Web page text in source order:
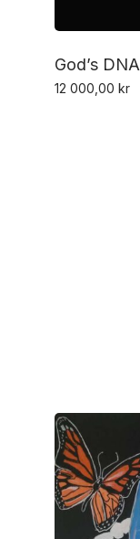
God’s DNA
12 000,00 kr